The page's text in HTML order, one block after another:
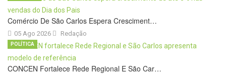
Comércio De São Carlos Espera Cresciment…
05 Ago 2026 Redação
CONCEN Fortalece Rede Regional E São Car…
POLÍTICA